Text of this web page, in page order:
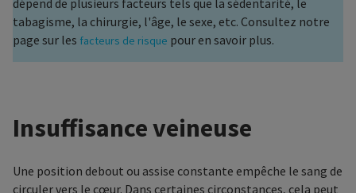
dépend de plusieurs facteurs tels que la sédentarité, le
tabagisme, la chirurgie, l'âge, le sexe, etc. Consultez notre
page sur les facteurs de risque pour en savoir plus.
Insuffisance veineuse
Une position debout ou assise constante empêche le sang de
circuler vers le cœur. Dans certaines circonstances, cela peut